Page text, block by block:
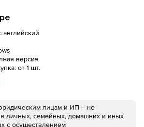
версия
от 1 шт.
лицам и ИП – не
личных, семейных, домашних и иных
с осуществлением